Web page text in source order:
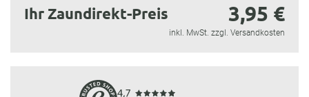
Ihr Zaundirekt-Preis 3,95 €
inkl. MwSt. zzgl. Versandkosten